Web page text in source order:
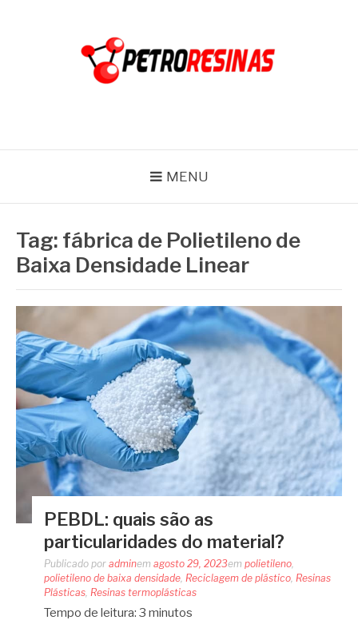
MENU
Tag: fábrica de Polietileno de
Baixa Densidade Linear
PEBDL: quais são as
particularidades do material?
Publicado por adminem agosto 29, 2023em polietileno,
polietileno de baixa densidade, Reciclagem de plástico, Resinas
Plásticas, Resinas termoplásticas
Tempo de leitura: 3 minutos